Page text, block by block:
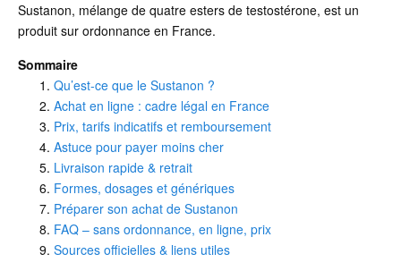
Sustanon, mélange de quatre esters de testostérone, est un
produit sur ordonnance en France.
Sommaire
Qu’est-ce que le Sustanon ?
Achat en ligne : cadre légal en France
Prix, tarifs indicatifs et remboursement
Astuce pour payer moins cher
Livraison rapide & retrait
Formes, dosages et génériques
Préparer son achat de Sustanon
FAQ – sans ordonnance, en ligne, prix
Sources officielles & liens utiles